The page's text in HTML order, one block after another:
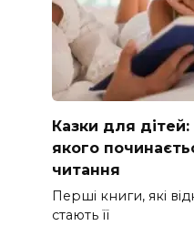
Казки для дітей:
якого
читання
Перші книги, які
стають її